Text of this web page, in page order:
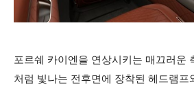
포르쉐 카이엔을 연상시키는 매끄러운
처럼 빛나는 전후면에 장착된 헤드램프